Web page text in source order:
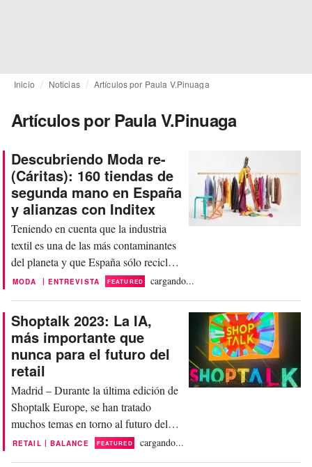
Inicio Noticias Artículos por Paula V.Pinuaga
Artículos por Paula V.Pinuaga
Descubriendo Moda re-
(Cáritas): 160 tiendas de
segunda mano en España
y alianzas con Inditex
Teniendo en cuenta que la industria
textil es una de las más contaminantes
del planeta y que España sólo recicla
el 21 por ciento de sus residuos
única para comprender los retos del
sector. Pionero en impulsar modelos de
alto impacto social, Albert Alberich es
el...
MODA | ENTREVISTA FEATURED cargando...
Shoptalk 2023: La IA,
más importante que
nunca para el futuro del
retail
Madrid – Durante la última edición de
Shoptalk Europe, se han tratado
muchos temas en torno al futuro del
Retail pero si hay algo en lo que han
RETAIL | BALANCE FEATURED cargando...